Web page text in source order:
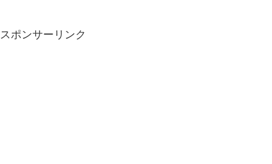
スポンサーリンク